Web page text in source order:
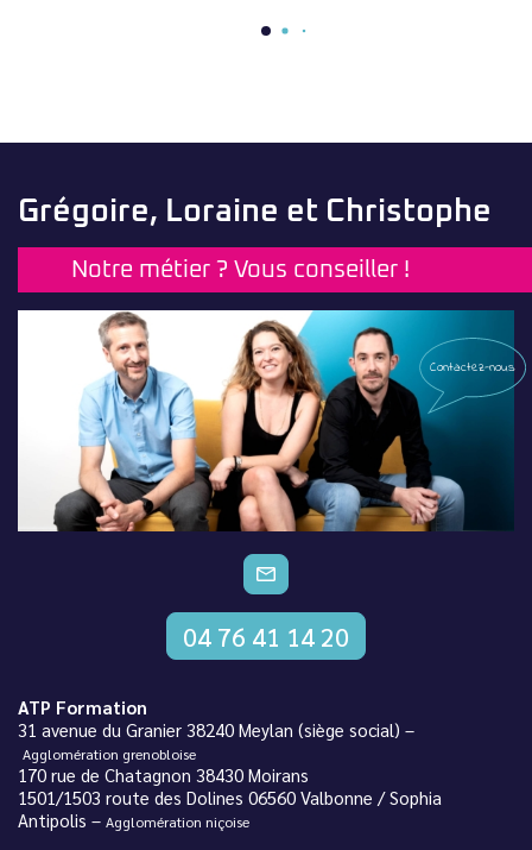
Grégoire, Loraine et Christophe
Notre métier ? Vous conseiller !
Contactez-nous
CONTACTEZ-NOUS
04 76 41 14 20
ATP Formation
31 avenue du Granier 38240 Meylan (siège social) –
Agglomération grenobloise
170 rue de Chatagnon 38430 Moirans
1501/1503 route des Dolines 06560 Valbonne / Sophia
Antipolis – Agglomération niçoise